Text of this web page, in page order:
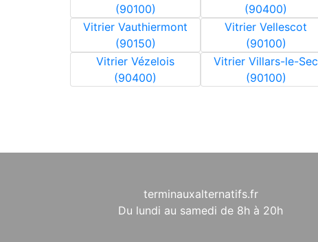
(90100)
(90400)
Vitrier Vauthiermont
(90150)
Vitrier Vellescot
(90100)
Vitrier Vézelois
(90400)
Vitrier Villars-le-Sec
(90100)
terminauxalternatifs.fr
Du lundi au samedi de 8h à 20h